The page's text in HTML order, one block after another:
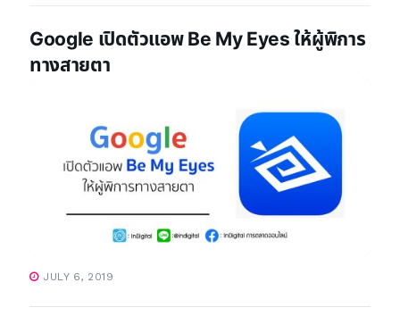
Google เปิดตัวแอพ Be My Eyes ให้ผู้พิการ
ทางสายตา
JULY 6, 2019